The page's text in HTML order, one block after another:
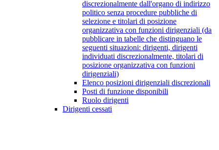
discrezionalmente dall'organo di indirizzo
politico senza procedure pubbliche di
selezione e titolari di posizione
organizzativa con funzioni dirigenziali (da
pubblicare in tabelle che distinguano le
seguenti situazioni: dirigenti, dirigenti
individuati discrezionalmente, titolari di
posizione organizzativa con funzioni
dirigenziali)
Elenco posizioni dirigenziali discrezionali
Posti di funzione disponibili
Ruolo dirigenti
Dirigenti cessati